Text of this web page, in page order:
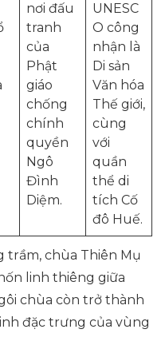
nơi đấu
tranh
của
Phật
giáo
chống
chính
quyền
Ngô
Đình
Diệm.
UNESC
O công
nhận là
Di sản
Văn hóa
Thế giới,
cùng
với
quần
thể di
tích Cố
đô Huế.
trầm, chùa Thiên Mụ
linh thiêng giữa
chùa còn trở thành
đặc trưng của vùng